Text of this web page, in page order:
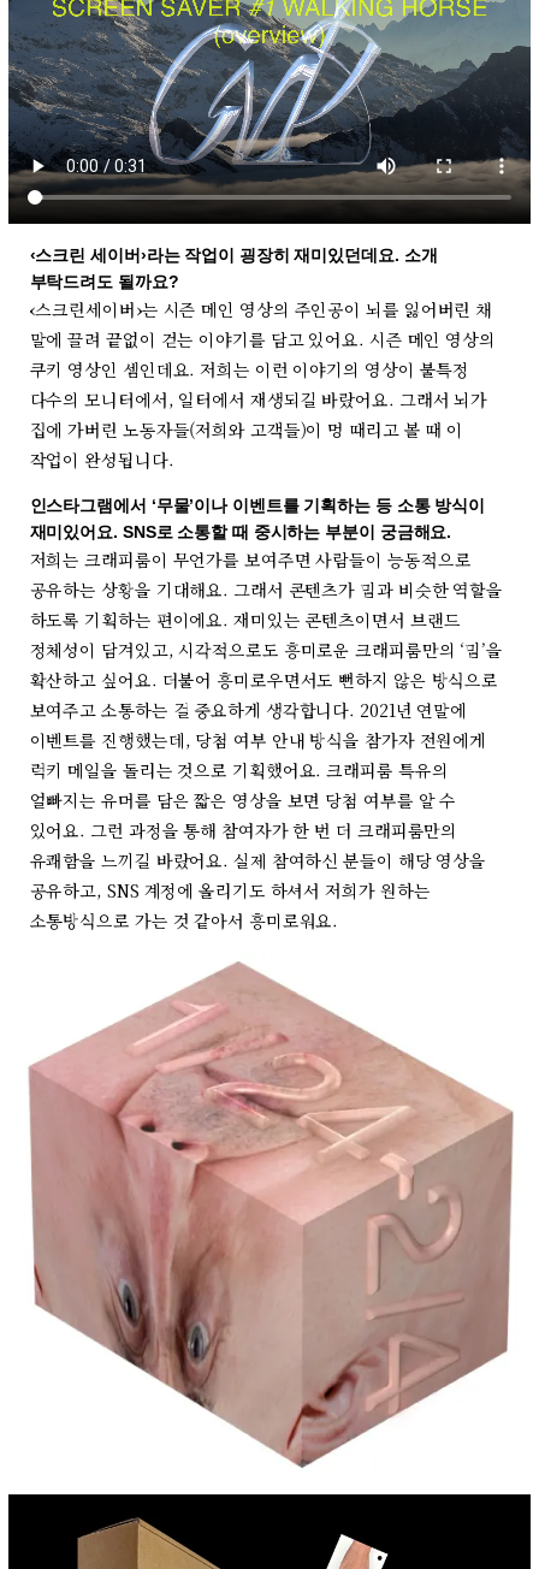
‹스크린 세이버›라는 작업이 굉장히 재미있던데요. 소개
부탁드려도 될까요?
‹스크린세이버›는 시즌 메인 영상의 주인공이 뇌를 잃어버린 채
말에 끌려 끝없이 걷는 이야기를 담고 있어요. 시즌 메인 영상의
쿠키 영상인 셈인데요. 저희는 이런 이야기의 영상이 불특정
다수의 모니터에서, 일터에서 재생되길 바랐어요. 그래서 뇌가
집에 가버린 노동자들(저희와 고객들)이 멍 때리고 볼 때 이
작업이 완성됩니다.
인스타그램에서 ‘무물’이나 이벤트를 기획하는 등 소통 방식이
재미있어요. SNS로 소통할 때 중시하는 부분이 궁금해요.
저희는 크래피룸이 무언가를 보여주면 사람들이 능동적으로
공유하는 상황을 기대해요. 그래서 콘텐츠가 밈과 비슷한 역할을
하도록 기획하는 편이에요. 재미있는 콘텐츠이면서 브랜드
정체성이 담겨있고, 시각적으로도 흥미로운 크래피룸만의 ‘밈’을
확산하고 싶어요. 더불어 흥미로우면서도 뻔하지 않은 방식으로
보여주고 소통하는 걸 중요하게 생각합니다. 2021년 연말에
이벤트를 진행했는데, 당첨 여부 안내 방식을 참가자 전원에게
럭키 메일을 돌리는 것으로 기획했어요. 크래피룸 특유의
얼빠지는 유머를 담은 짧은 영상을 보면 당첨 여부를 알 수
있어요. 그런 과정을 통해 참여자가 한 번 더 크래피룸만의
유쾌함을 느끼길 바랐어요. 실제 참여하신 분들이 해당 영상을
공유하고, SNS 계정에 올리기도 하셔서 저희가 원하는
소통방식으로 가는 것 같아서 흥미로워요.